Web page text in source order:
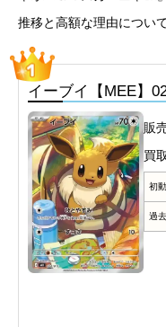
推移と高額な理由につい
イーブイ【MEE】
販
買
初
過